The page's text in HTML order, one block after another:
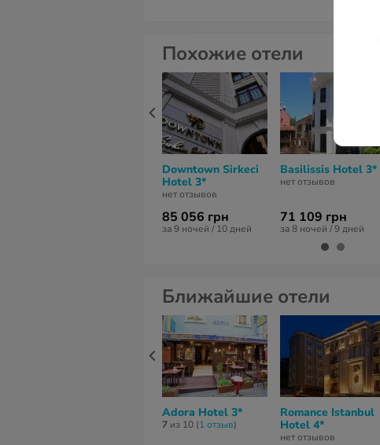
Похожие отели
Downtown Sirkeci
Hotel 3*
нет отзывов
85 056 грн
за 9 ночей / 10 дней
Basilissis Hotel 3*
нет отзывов
71 109 грн
за 8 ночей / 9 дней
Ближайшие отели
Adora Hotel 3*
7 из 10 (1 отзыв)
Romance Istanbul
Hotel 4*
нет отзывов